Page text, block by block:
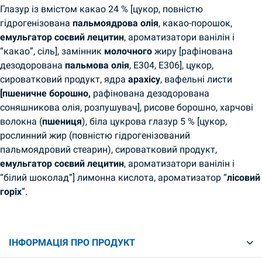
Глазур із вмістом какао 24 % [цукор, повністю
гідрогенізована пальмоядрова олія, какао-порошок,
емульгатор соєвий лецитин, ароматизатори ванілін і
“какао”, сіль], замінник молочного жиру [рафінована
дезодорована пальмова олія, E304, E306], цукор,
сироватковий продукт, ядра арахісу, вафельні листи
[пшеничне борошно, рафінована дезодорована
соняшникова олія, розпушувач], рисове борошно, харчові
волокна (пшениця), біла цукрова глазур 5 % [цукор,
рослинний жир (повністю гідрогенізований
пальмоядровий стеарин), сироватковий продукт,
емульгатор соєвий лецитин, ароматизатори ванілін і
“білий шоколад”] лимонна кислота, ароматизатор “лісовий
горіх”.
ІНФОРМАЦІЯ ПРО ПРОДУКТ